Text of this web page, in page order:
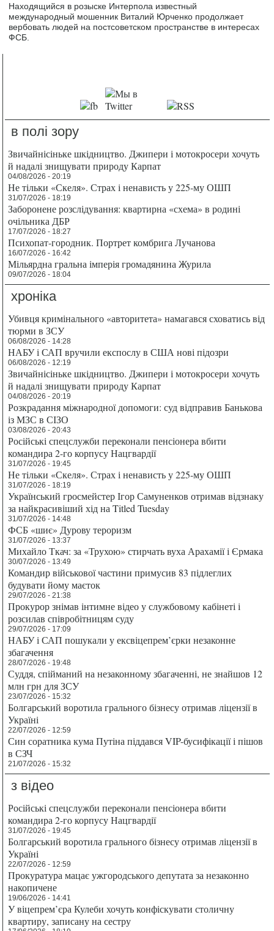
Находящийся в розыске Интерпола известный
международный мошенник Виталий Юрченко продолжает
вербовать людей на постсоветском пространстве в интересах
ФСБ.
в полі зору
Звичайнісіньке шкідництво. Джипери і мотокросери хочуть
й надалі знищувати природу Карпат
04/08/2026 - 20:19
Не тільки «Скеля». Страх і ненависть у 225-му ОШП
31/07/2026 - 18:19
Заборонене розслідування: квартирна «схема» в родині
очільника ДБР
17/07/2026 - 18:27
Психопат-городник. Портрет комбрига Лучанова
16/07/2026 - 16:42
Мільярдна гральна імперія громадянина Журила
09/07/2026 - 18:04
хроніка
Убивця кримінального «авторитета» намагався сховатись від
тюрми в ЗСУ
06/08/2026 - 14:28
НАБУ і САП вручили експослу в США нові підозри
06/08/2026 - 12:19
Звичайнісіньке шкідництво. Джипери і мотокросери хочуть
й надалі знищувати природу Карпат
04/08/2026 - 20:19
Розкрадання міжнародної допомоги: суд відправив Банькова
із МЗС в СІЗО
03/08/2026 - 20:43
Російські спецслужби переконали пенсіонера вбити
командира 2-го корпусу Нацгвардії
31/07/2026 - 19:45
Не тільки «Скеля». Страх і ненависть у 225-му ОШП
31/07/2026 - 18:19
Український гросмейстер Ігор Самуненков отримав відзнаку
за найкрасивіший хід на Titled Tuesday
31/07/2026 - 14:48
ФСБ «шиє» Дурову тероризм
31/07/2026 - 13:37
Михайло Ткач: за «Трухою» стирчать вуха Арахамії і Єрмака
30/07/2026 - 13:49
Командир військової частини примусив 83 підлеглих
будувати йому маєток
29/07/2026 - 21:38
Прокурор знімав інтимне відео у службовому кабінеті і
розсилав співробітницям суду
29/07/2026 - 17:09
НАБУ і САП пошукали у ексвіцепрем’єрки незаконне
збагачення
28/07/2026 - 19:48
Суддя, спійманий на незаконному збагаченні, не знайшов 12
млн грн для ЗСУ
23/07/2026 - 15:32
Болгарський воротила грального бізнесу отримав ліцензії в
Україні
22/07/2026 - 12:59
Син соратника кума Путіна піддався VIP-бусифікації і пішов
в СЗЧ
21/07/2026 - 15:32
з відео
Російські спецслужби переконали пенсіонера вбити
командира 2-го корпусу Нацгвардії
31/07/2026 - 19:45
Болгарський воротила грального бізнесу отримав ліцензії в
Україні
22/07/2026 - 12:59
Прокуратура мацає ужгородського депутата за незаконно
накопичене
19/06/2026 - 14:41
У віцепрем’єра Кулеби хочуть конфіскувати столичну
квартиру, записану на сестру